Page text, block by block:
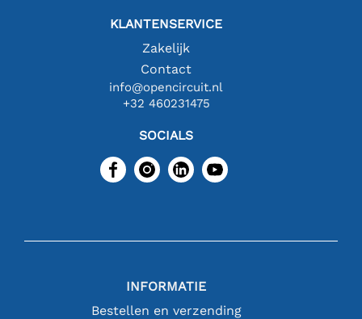
KLANTENSERVICE
Zakelijk
Contact
info@opencircuit.nl
+32 460231475
SOCIALS
INFORMATIE
Bestellen en verzending